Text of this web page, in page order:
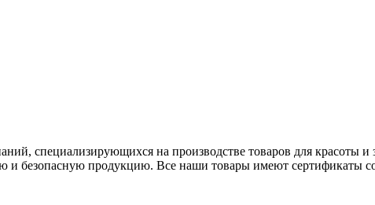
специализирующихся на производстве товаров для красоты и
безопасную продукцию. Все наши товары имеют сертификаты